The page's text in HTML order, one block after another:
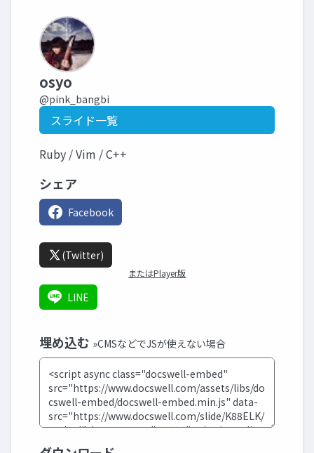
osyo
@pink_bangbi
スライド一覧
Ruby / Vim / C++
シェア
Facebook
(Twitter)
またはPlayer版
LINE
埋め込む »CMSなどでJSが使えない場合